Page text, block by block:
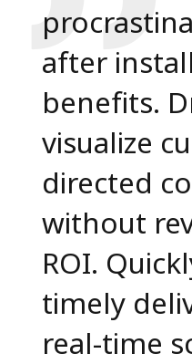
after
benefits.
visualize
directed
without
ROI.
timely
real-time